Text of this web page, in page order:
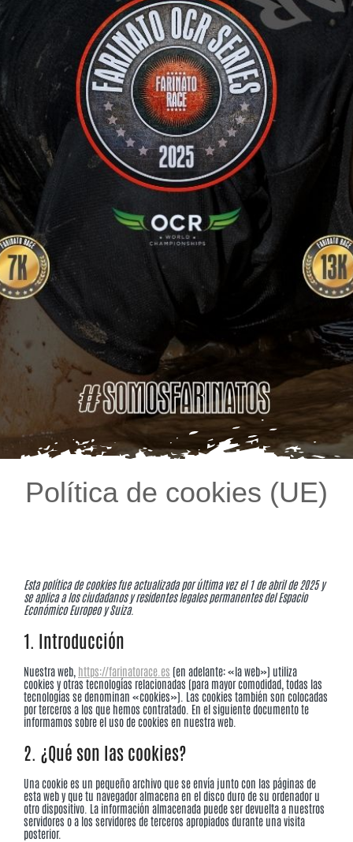
FOTOS
CARRERAS FINALIZADAS
STREAMING
PRENSA
CONTACTO
Política de cookies (UE)
Esta política de cookies fue actualizada por última vez el 1 de abril de 2025 y
se aplica a los ciudadanos y residentes legales permanentes del Espacio
Económico Europeo y Suiza.
1. Introducción
Nuestra web, https://farinatorace.es (en adelante: «la web») utiliza
cookies y otras tecnologías relacionadas (para mayor comodidad, todas las
tecnologías se denominan «cookies»). Las cookies también son colocadas
por terceros a los que hemos contratado. En el siguiente documento te
informamos sobre el uso de cookies en nuestra web.
2. ¿Qué son las cookies?
Una cookie es un pequeño archivo que se envía junto con las páginas de
esta web y que tu navegador almacena en el disco duro de su ordenador u
otro dispositivo. La información almacenada puede ser devuelta a nuestros
servidores o a los servidores de terceros apropiados durante una visita
posterior.